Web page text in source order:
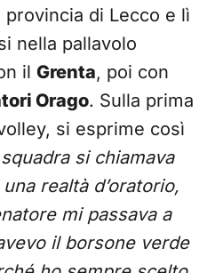
di Lecco e lì
nella pallavolo
il Grenta, poi con
Orago. Sulla prima
si esprime così
si chiamava
realtà d’oratorio,
mi passava a
il borsone verde